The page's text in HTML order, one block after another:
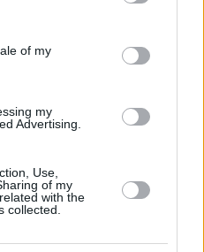
and its third-party tags to
purposes in below Google
of my
my
Advertising.
Use,
of my
with the
collected.
χήρας Τράγκα, της
με τη Σίσσυ
την εξερευνά
- «Ο χειρότερος